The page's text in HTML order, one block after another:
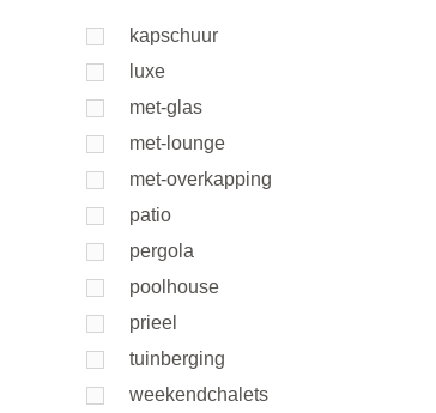
kapschuur
luxe
met-glas
met-lounge
met-overkapping
patio
pergola
poolhouse
prieel
tuinberging
weekendchalets